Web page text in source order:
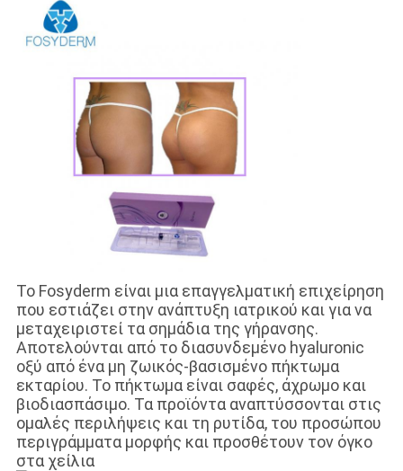
Το Fosyderm είναι μια επαγγελματική επιχείρηση
που εστιάζει στην ανάπτυξη ιατρικού και για να
μεταχειριστεί τα σημάδια της γήρανσης.
Αποτελούνται από το διασυνδεμένο hyaluronic
οξύ από ένα μη ζωικός-βασισμένο πήκτωμα
εκταρίου. Το πήκτωμα είναι σαφές, άχρωμο και
βιοδιασπάσιμο. Τα προϊόντα αναπτύσσονται στις
ομαλές περιλήψεις και τη ρυτίδα, του προσώπου
περιγράμματα μορφής και προσθέτουν τον όγκο
στα χείλια